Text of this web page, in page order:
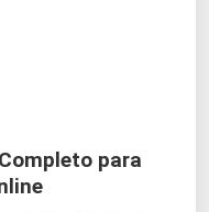
para